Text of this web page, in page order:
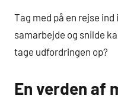
Tag med på en rejse
samarbejde og snilde
tage udfordringen op?
En verden af